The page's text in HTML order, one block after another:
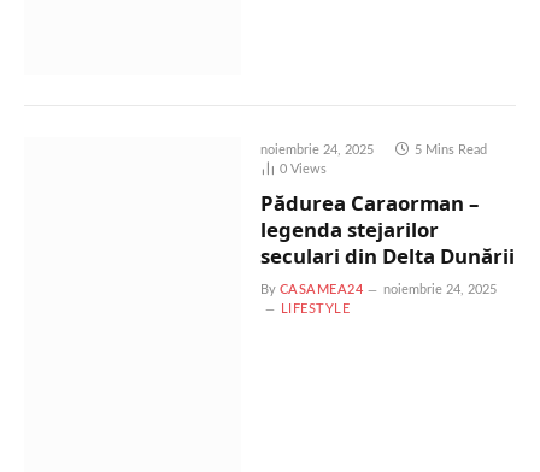
noiembrie 24, 2025
5 Mins Read
0 Views
Pădurea Caraorman –
legenda stejarilor
seculari din Delta Dunării
By CASAMEA24
noiembrie 24, 2025
LIFESTYLE